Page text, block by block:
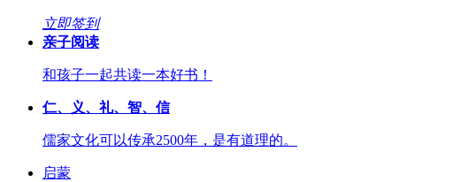
立即签到
亲子阅读
和孩子一起共读一本好书！
仁、义、礼、智、信
儒家文化可以传承2500年，是有道理的。
启蒙